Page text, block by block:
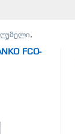
,
FCO-